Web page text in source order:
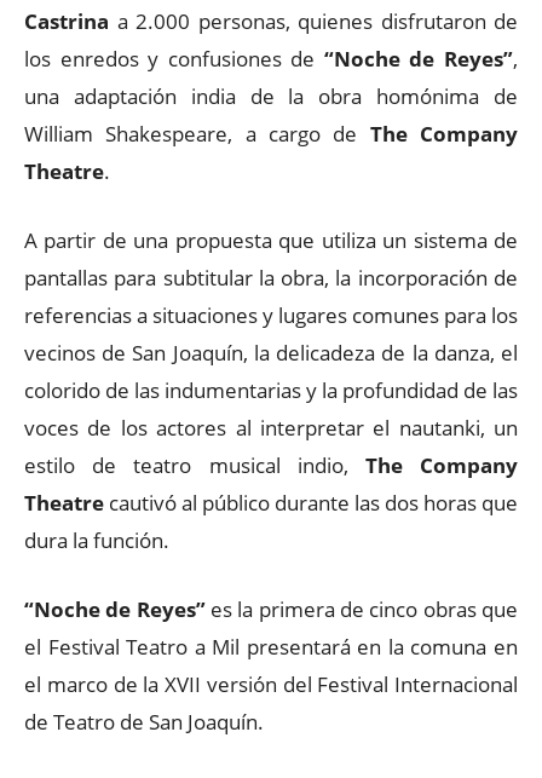
Castrina a 2.000 personas, quienes disfrutaron de
los enredos y confusiones de “Noche de Reyes”,
una adaptación india de la obra homónima de
William Shakespeare, a cargo de The Company
Theatre.
A partir de una propuesta que utiliza un sistema de
pantallas para subtitular la obra, la incorporación de
referencias a situaciones y lugares comunes para los
vecinos de San Joaquín, la delicadeza de la danza, el
colorido de las indumentarias y la profundidad de las
voces de los actores al interpretar el nautanki, un
estilo de teatro musical indio, The Company
Theatre cautivó al público durante las dos horas que
dura la función.
“Noche de Reyes”es la primera de cinco obras que
el Festival Teatro a Mil presentará en la comuna en
el marco de la XVII versión del Festival Internacional
de Teatro de San Joaquín.